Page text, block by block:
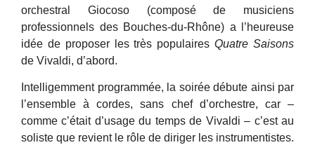
orchestral Giocoso (composé de musiciens
professionnels des Bouches-du-Rhône) a l’heureuse
idée de proposer les très populairesQuatre Saisons
de Vivaldi, d’abord.
Intelligemment programmée, la soirée débute ainsi par
l’ensemble à cordes, sans chef d’orchestre, car –
comme c’était d’usage du temps de Vivaldi – c’est au
soliste que revient le rôle de diriger les instrumentistes.